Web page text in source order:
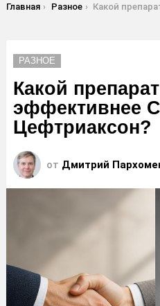
Вы здесь:
Главная Разное Какой препарат лучше и эффективнее Сумамед или
РАЗНОЕ
Какой
эффективнее
Цефтриаксон?
от Дмитрий